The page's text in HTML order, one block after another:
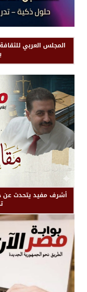
المجلس العربي
أشرف مفيد يتحدث عن